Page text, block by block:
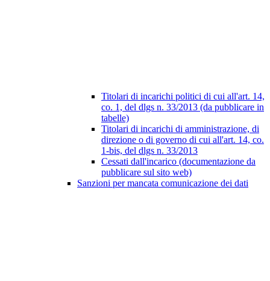
Titolari di incarichi politici di cui all'art. 14,
co. 1, del dlgs n. 33/2013 (da pubblicare in
tabelle)
Titolari di incarichi di amministrazione, di
direzione o di governo di cui all'art. 14, co.
1-bis, del dlgs n. 33/2013
Cessati dall'incarico (documentazione da
pubblicare sul sito web)
Sanzioni per mancata comunicazione dei dati